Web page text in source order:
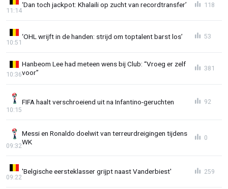
‘Dan toch jackpot: Khalaili op zucht van recordtransfer’
11:14
118
‘OHL wrijft in de handen: strijd om toptalent barst los’
10:51
53
Hanbeom Lee had meteen wens bij Club: “Vroeg er zelf
voor”
10:36
381
FIFA haalt verschroeiend uit na Infantino-geruchten
10:15
92
Messi en Ronaldo doelwit van terreurdreigingen tijdens
WK
09:32
0
'Belgische eersteklasser grijpt naast Vanderbiest'
09:22
259